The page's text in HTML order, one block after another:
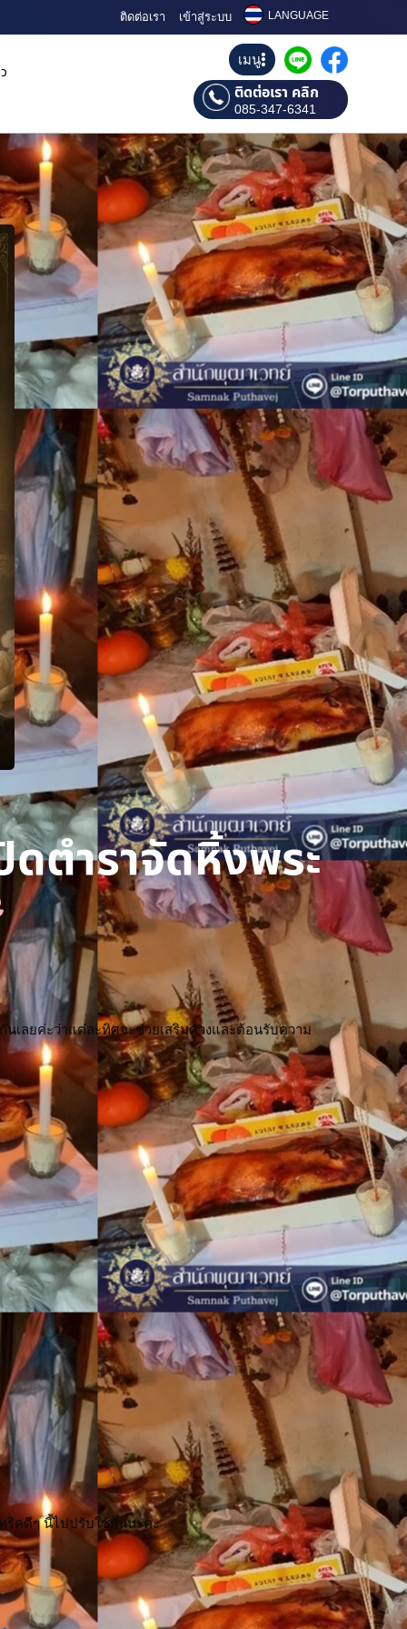
ติดต่อเรา เข้าสู่ระบบ LANGUAGE
เมนู
ติดต่อเรา คลิก
085-347-6341
ตำราจัดหิ้งพระ
เลยค่ะว่าแต่ละทิศจะช่วยเสริมดวงและต้อนรับความ
ริคดีๆ นี้ไปปรับใช้กันนะคะ